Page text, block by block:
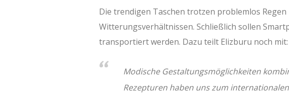
Die trendigen Taschen trotzen problemlos
Witterungsverhältnissen. Schließlich sollen
transportiert werden. Dazu teilt Elizburu noch mit:
Modische Gestaltungsmöglichkeiten
Rezepturen haben uns zum